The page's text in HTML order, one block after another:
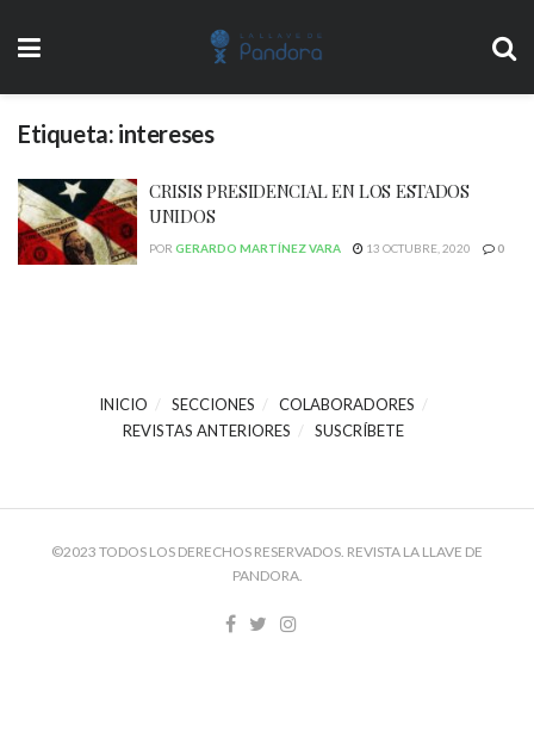
Etiqueta: intereses
CRISIS PRESIDENCIAL EN LOS ESTADOS
UNIDOS
POR GERARDO MARTÍNEZ VARA 13 OCTUBRE, 2020 0
INICIO SECCIONES
COLABORADORES
REVISTAS ANTERIORES
SUSCRÍBETE
©2023 TODOS LOS DERECHOS RESERVADOS. REVISTA LA LLAVE DE
PANDORA.